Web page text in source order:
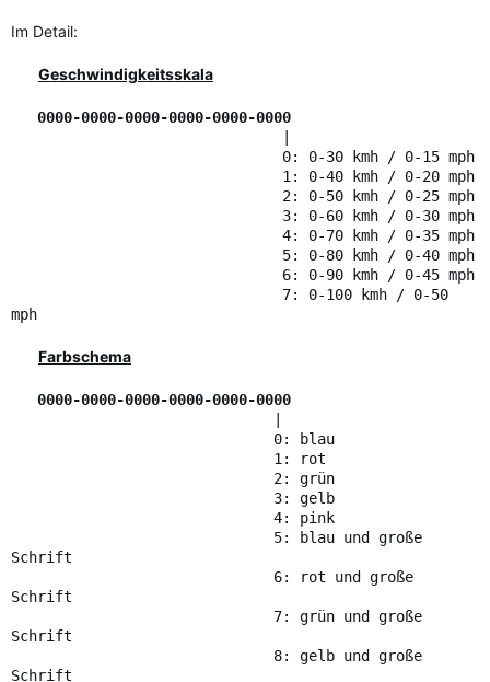
Im Detail:
Geschwindigkeitsskala
0000-0000-0000-0000-0000-0000
0: 0-30 kmh / 0-15 mph
1: 0-40 kmh / 0-20 mph
2: 0-50 kmh / 0-25 mph
3: 0-60 kmh / 0-30 mph
4: 0-70 kmh / 0-35 mph
5: 0-80 kmh / 0-40 mph
6: 0-90 kmh / 0-45 mph
7: 0-100 kmh / 0-50
mph
Farbschema
0000-0000-0000-0000-0000-0000
0: blau
1: rot
2: grün
3: gelb
4: pink
5: blau und große
Schrift
6: rot und große
Schrift
7: grün und große
Schrift
8: gelb und große
Schrift